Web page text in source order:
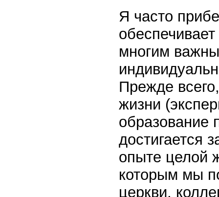
Я часто
многим
Прежде
жизни
образование
достигается
опыте целой
которым мы
церкви,